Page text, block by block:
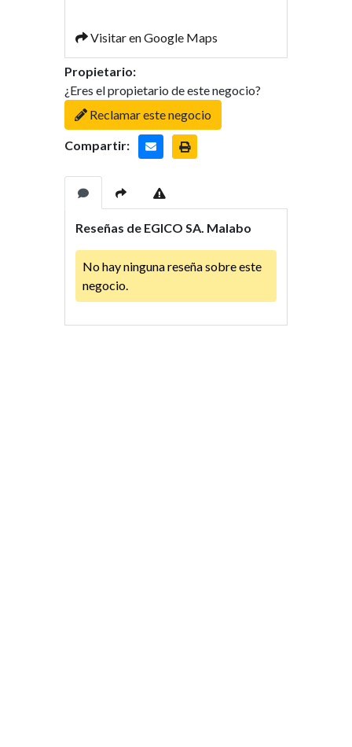
Visitar en Google Maps
Propietario:
¿Eres el propietario de este negocio?
Reclamar este negocio
Compartir:
Reseñas de EGICO SA. Malabo
No hay ninguna reseña sobre este
negocio.